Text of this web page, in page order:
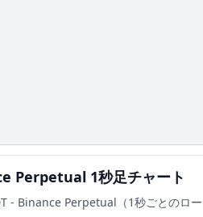
Perpetual 1秒足チャート
- Binance Perpetual （1秒ごとのロ